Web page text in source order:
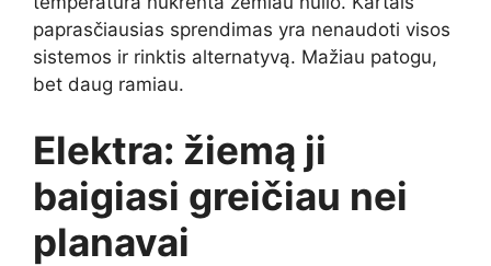
paprasčiausias sprendimas yra nenaudoti visos
sistemos ir rinktis alternatyvą. Mažiau patogu,
bet daug ramiau.
Elektra: žiemą ji
baigiasi greičiau nei
planavai